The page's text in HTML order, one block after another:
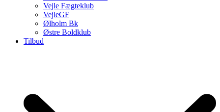
Vejle Fægteklub
VejleGF
Ølholm Bk
Østre Boldklub
Tilbud